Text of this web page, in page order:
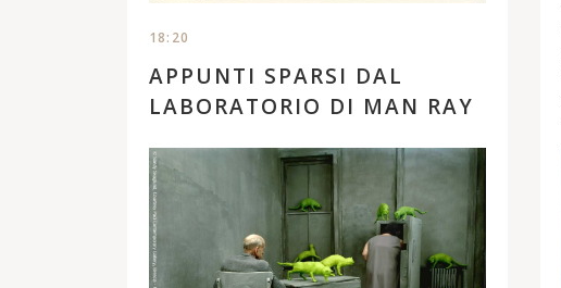
18:20
APPUNTI SPARSI DAL
LABORATORIO DI MAN RAY
(senza data) Questo è un luogo di
sperimentazione, dove i processi lasciano tracce,
dove cambiano i punti di vista, dove tutto è
un’avventura. Ma quanto sono belli gli incidenti, le
imperfezioni, che sanno creare qualcosa di grande!
Man Ray, Senza titolo, 1923. © Man Ray ...